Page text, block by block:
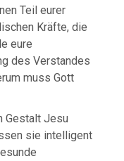
Teil eurer
Kräfte, die
eure
des Verstandes
muss Gott
Gestalt Jesu
sie intelligent